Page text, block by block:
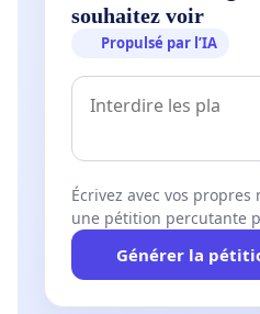
souhaitez voir
Propulsé par l’IA
Écrivez avec vos propres
une pétition percutante
Générer la